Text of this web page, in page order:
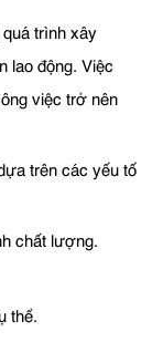
trình xây
lao động. Việc
việc trở nên
trên các yếu tố
chất lượng.
thể.